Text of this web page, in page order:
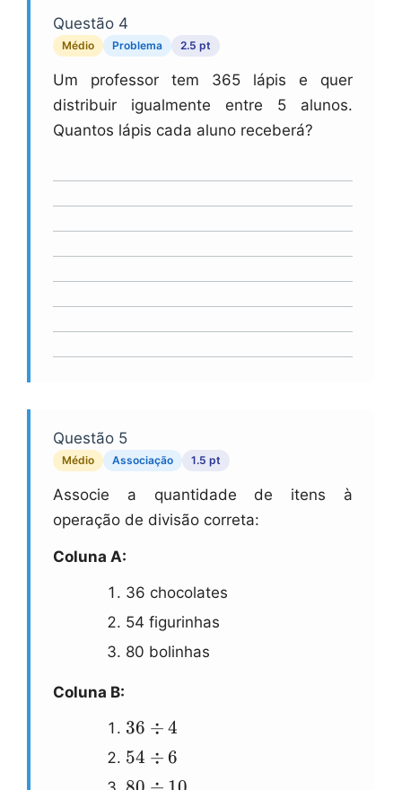
Questão 4
Médio Problema 2.5 pt
Um professor tem 365 lápis e quer
distribuir igualmente entre 5 alunos.
Quantos lápis cada aluno receberá?
Questão 5
Médio Associação 1.5 pt
Associe a quantidade de itens à
operação de divisão correta:
Coluna A:
36 chocolates
54 figurinhas
80 bolinhas
Coluna B:
36
\\div
4
36 ÷ 4
54
\\div
54 ÷ 6